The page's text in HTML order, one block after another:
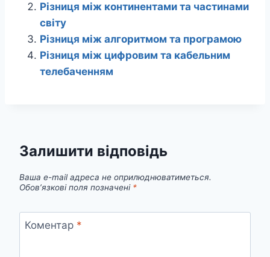
Різниця між континентами та частинами
світу
Різниця між алгоритмом та програмою
Різниця між цифровим та кабельним
телебаченням
Залишити відповідь
Ваша e-mail адреса не оприлюднюватиметься.
Обов’язкові поля позначені *
Коментар *